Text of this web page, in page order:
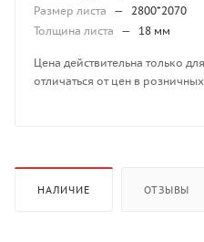
Размер листа
— 2800*2070
Толщина листа
— 18 мм
Цена действительна только
отличаться от цен в
НАЛИЧИЕ ОТЗЫВЫ